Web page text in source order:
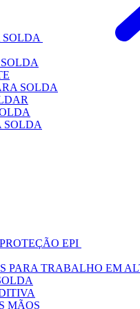
SOLDA
SOLDA
SOLDA
EPI
PARA TRABALHO EM
MÃOS